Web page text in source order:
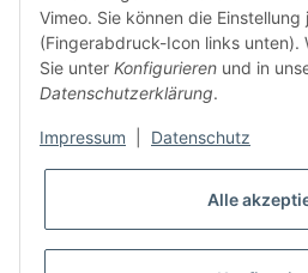
Vimeo. Sie können die
(Fingerabdruck-Icon links unten).
Sie unter Konfigurieren und in
Datenschutzerklärung.
Impressum Datenschutz
Alle
* Alle Preise inkl. gesetzlicher
VERTRAG